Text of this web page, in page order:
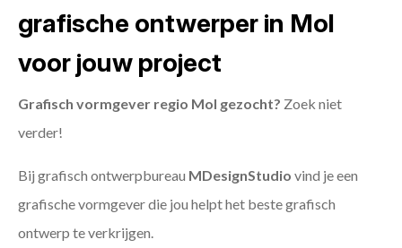
grafische ontwerper in Mol
voor jouw project
Grafisch vormgever regio Mol gezocht? Zoek niet
verder!
Bij grafisch ontwerpbureau MDesignStudio vind je een
grafische vormgever die jou helpt het beste grafisch
ontwerp te verkrijgen.